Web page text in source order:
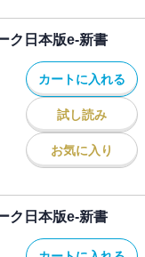
ク日本版e-新書
カートに入れる
試し読み
お気に入り
ク日本版e-新書